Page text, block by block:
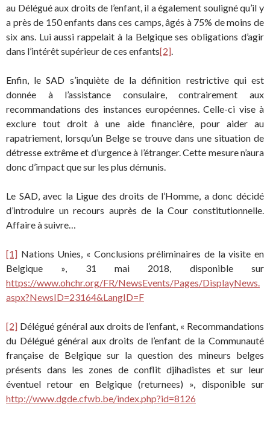
au Délégué aux droits de l’enfant, il a également souligné qu’il y
a près de 150 enfants dans ces camps, âgés à 75% de moins de
six ans. Lui aussi rappelait à la Belgique ses obligations d’agir
dans l’intérêt supérieur de ces enfants[2].
Enfin, le SAD s’inquiète de la définition restrictive qui est
donnée à l’assistance consulaire, contrairement aux
recommandations des instances européennes. Celle-ci vise à
exclure tout droit à une aide financière, pour aider au
rapatriement, lorsqu’un Belge se trouve dans une situation de
détresse extrême et d’urgence à l’étranger. Cette mesure n’aura
donc d’impact que sur les plus démunis.
Le SAD, avec la Ligue des droits de l’Homme, a donc décidé
d’introduire un recours auprès de la Cour constitutionnelle.
Affaire à suivre…
[1] Nations Unies, « Conclusions préliminaires de la visite en
Belgique », 31 mai 2018, disponible sur
https://www.ohchr.org/FR/NewsEvents/Pages/DisplayNews.
aspx?NewsID=23164&LangID=F
[2] Délégué général aux droits de l’enfant, « Recommandations
du Délégué général aux droits de l’enfant de la Communauté
française de Belgique sur la question des mineurs belges
présents dans les zones de conflit djihadistes et sur leur
éventuel retour en Belgique (returnees) », disponible sur
http://www.dgde.cfwb.be/index.php?id=8126